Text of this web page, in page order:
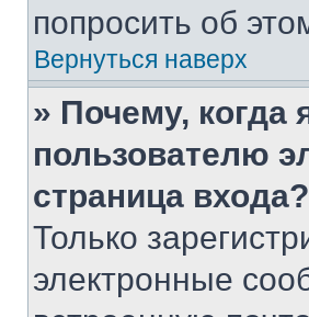
попросить об
Вернуться наверх
» Почему,
пользователю
страница входа?
Только
электронные